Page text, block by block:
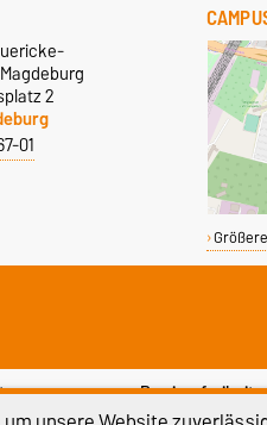
2
01
Barrierefreiheit